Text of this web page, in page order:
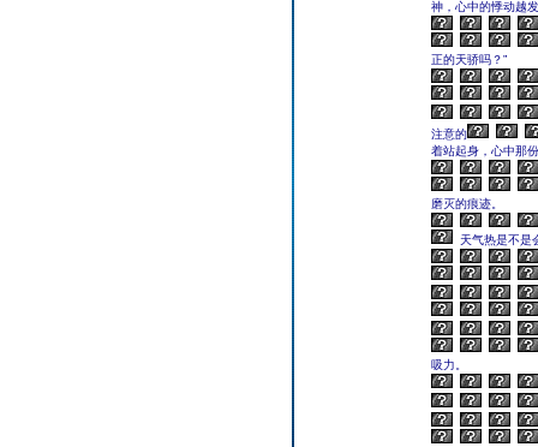
神，心中的悸动越
正的天骄吗？”
注意的
着站起身，心中那
磨灭的痕迹。
天气热是不是
吸力。